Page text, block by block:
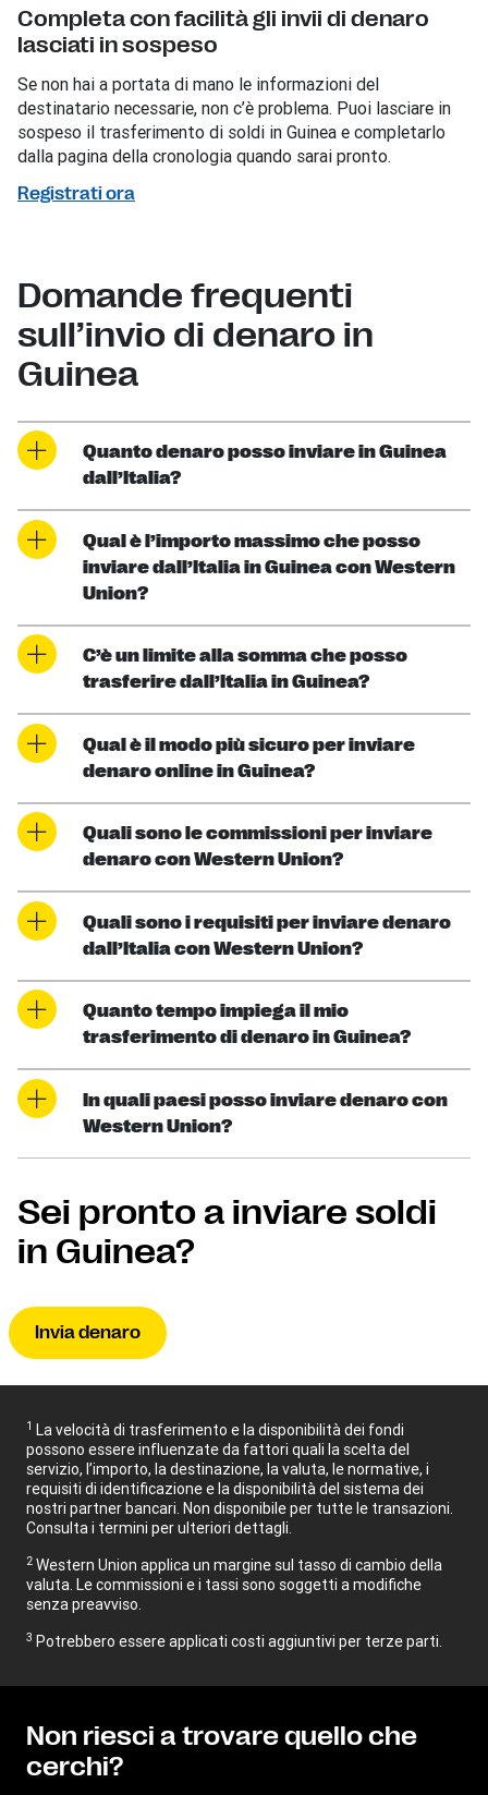
Completa con facilità gli invii di denaro
lasciati in sospeso
Se non hai a portata di mano le informazioni del
destinatario necessarie, non c’è problema. Puoi lasciare in
sospeso il trasferimento di soldi in Guinea e completarlo
dalla pagina della cronologia quando sarai pronto.
Registrati ora
Domande frequenti
sull’invio di denaro in
Guinea
Quanto denaro posso inviare in Guinea
dall’Italia?
Qual è l’importo massimo che posso
inviare dall’Italia in Guinea con Western
Union?
C’è un limite alla somma che posso
trasferire dall’Italia in Guinea?
Qual è il modo più sicuro per inviare
denaro online in Guinea?
Quali sono le commissioni per inviare
denaro con Western Union?
Quali sono i requisiti per inviare denaro
dall’Italia con Western Union?
Quanto tempo impiega il mio
trasferimento di denaro in Guinea?
In quali paesi posso inviare denaro con
Western Union?
Sei pronto a inviare soldi
in Guinea?
Invia denaro
1 La velocità di trasferimento e la disponibilità dei fondi
possono essere influenzate da fattori quali la scelta del
servizio, l’importo, la destinazione, la valuta, le normative, i
requisiti di identificazione e la disponibilità del sistema dei
nostri partner bancari. Non disponibile per tutte le transazioni.
Consulta i termini per ulteriori dettagli.
2 Western Union applica un margine sul tasso di cambio della
valuta. Le commissioni e i tassi sono soggetti a modifiche
senza preavviso.
3 Potrebbero essere applicati costi aggiuntivi per terze parti.
Non riesci a trovare quello che
cerchi?